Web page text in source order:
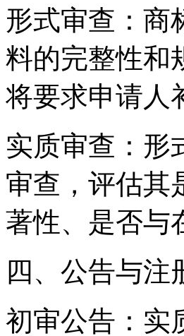
形式审查‌：商
料的完整性和
将要求申请人
实质审查‌：形
审查，评估其
著性、是否与
四、公告与注
初审公告‌：实